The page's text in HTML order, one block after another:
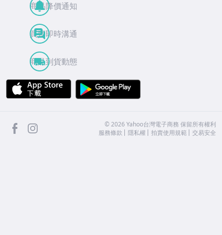
商品降價通知
買賣即時溝通
商品到貨動態
APP Store
facebook ©2026 Yahoo台灣電子商務 保留所有權利
服務條款
隱私權 拍賣使用規範 交易安全